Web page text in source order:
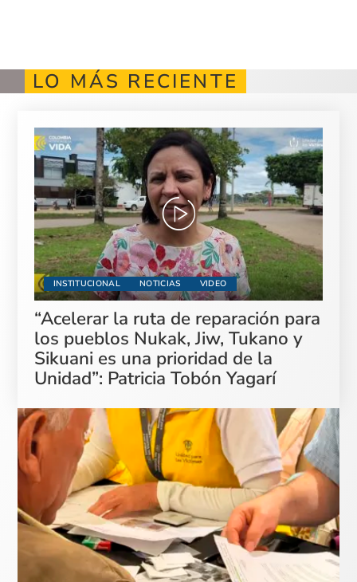
LO MÁS RECIENTE
INSTITUCIONAL NOTICIAS VIDEO
“Acelerar la ruta de reparación para
los pueblos Nukak, Jiw, Tukano y
Sikuani es una prioridad de la
Unidad”: Patricia Tobón Yagarí